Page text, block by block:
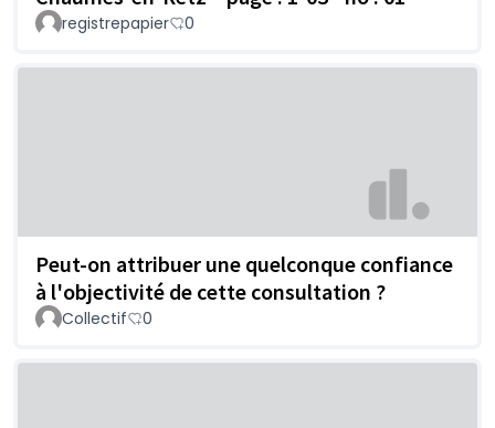
registrepapier 0
Peut-on attribuer une quelconque confiance
à l'objectivité de cette consultation ?
Collectif 0